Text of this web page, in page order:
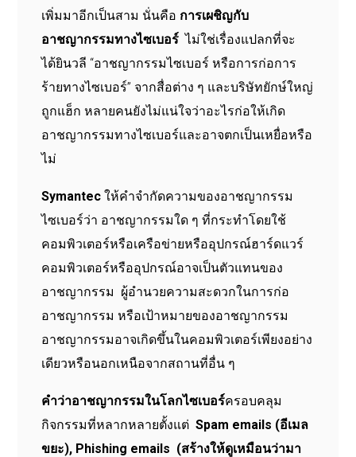
เพิ่มมาอีกเป็นสาม นั่นคือ การเผชิญกับ
อาชญากรรมทางไซเบอร์ไม่ใช่เรื่องแปลกที่จะ
ได้ยินวลี “อาชญากรรมไซเบอร์ หรือการก่อการ
ร้ายทางไซเบอร์” จากสื่อต่าง ๆ และบริษัทยักษ์ใหญ่
ถูกแฮ็ก หลายคนยังไม่แน่ใจว่าอะไรก่อให้เกิด
อาชญากรรมทางไซเบอร์และอาจตกเป็นเหยื่อหรือ
ไม่
Symantec ให้คำจำกัดความของอาชญากรรม
ไซเบอร์ว่า อาชญากรรมใด ๆ ที่กระทำโดยใช้
คอมพิวเตอร์หรือเครือข่ายหรืออุปกรณ์ฮาร์ดแวร์
คอมพิวเตอร์หรืออุปกรณ์อาจเป็นตัวแทนของ
อาชญากรรม ผู้อำนวยความสะดวกในการก่อ
อาชญากรรม หรือเป้าหมายของอาชญากรรม
อาชญากรรมอาจเกิดขึ้นในคอมพิวเตอร์เพียงอย่าง
เดียวหรือนอกเหนือจากสถานที่อื่น ๆ
คำว่าอาชญากรรมในโลกไซเบอร์ครอบคลุม
กิจกรรมที่หลากหลายตั้งแต่Spam emails (อีเมล
ขยะ), Phishing emails (สร้างให้ดูเหมือนว่ามา